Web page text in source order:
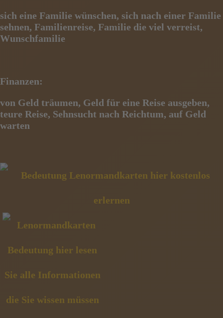
sich eine Familie wünschen, sich nach einer Familie
sehnen, Familienreise, Familie die viel verreist,
Wunschfamilie
Finanzen:
von Geld träumen, Geld für eine Reise ausgeben,
teure Reise, Sehnsucht nach Reichtum, auf Geld
warten